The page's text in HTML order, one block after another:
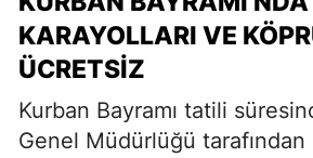
KARAYOLLARI VE
ÜCRETSIZ
Kurban Bayramı tatili
Genel Müdürlüğü